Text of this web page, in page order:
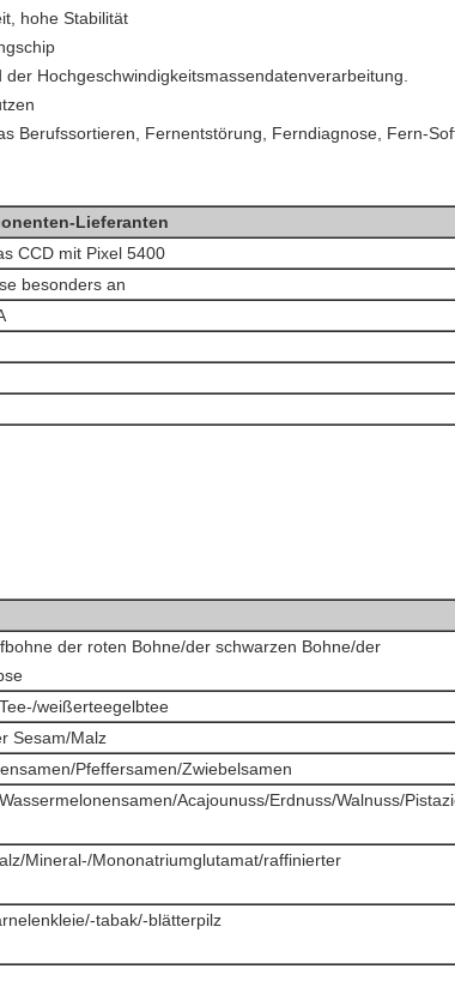
hohe Stabilität
Hochgeschwindigkeitsmassendatenverarbeitung.
Berufssortieren, Fernentstörung, Ferndiagnose, Fern-
Lieferanten
CCD mit Pixel 5400
besonders an
der roten Bohne/der schwarzen Bohne/der
weißerteegelbtee
Sesam/Malz
Pfeffersamen/Zwiebelsamen
Acajounuss/Erdnuss/Walnuss/
Mineral-/Mononatriumglutamat/raffinierter
tabak/-blätterpilz